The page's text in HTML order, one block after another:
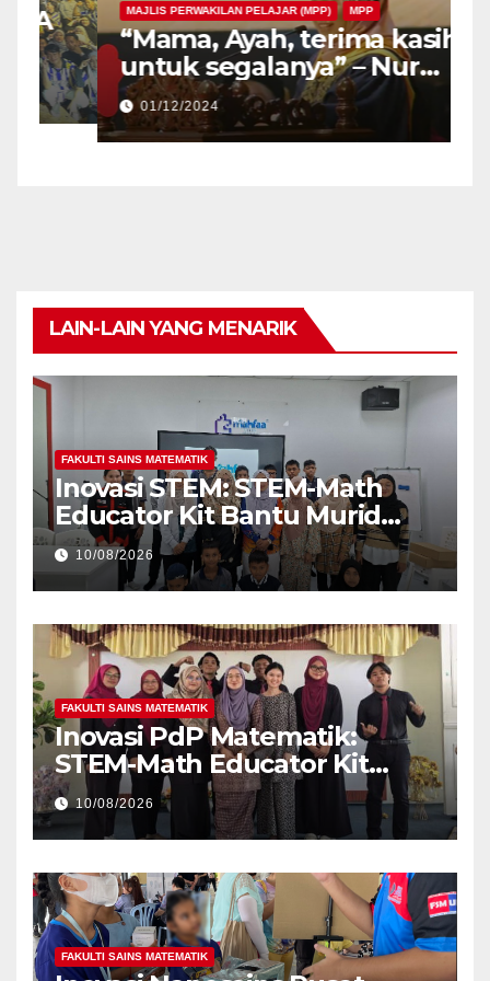
MAJLIS PERWAKILAN PELAJAR (MPP) MPP
“Mama, Ayah, terima kasih
untuk segalanya” – Nur
Atiqa Balqis
01/12/2024
LAIN-LAIN YANG MENARIK
FAKULTI SAINS MATEMATIK
Inovasi STEM: STEM-Math
Educator Kit Bantu Murid
Autisme Kuasai Matematik
10/08/2026
FAKULTI SAINS MATEMATIK
Inovasi PdP Matematik:
STEM-Math Educator Kit
Bantu Guru Atasi Cabaran
Pembelajaran
10/08/2026
FAKULTI SAINS MATEMATIK